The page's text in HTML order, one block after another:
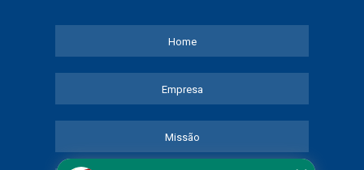
Home
Empresa
Missão